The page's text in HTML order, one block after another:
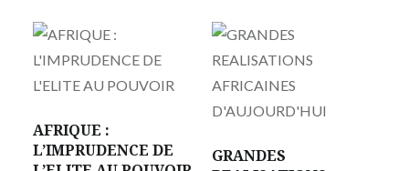
AFRIQUE :
L’IMPRUDENCE DE
GRANDES